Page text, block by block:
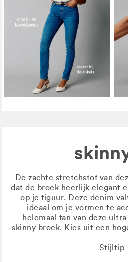
De zachte stretchstof van
dat de broek heerlijk elegant
op je figuur. Deze denim
ideaal om je vormen te
helemaal fan van deze
skinny broek. Kies uit een
Stijltip